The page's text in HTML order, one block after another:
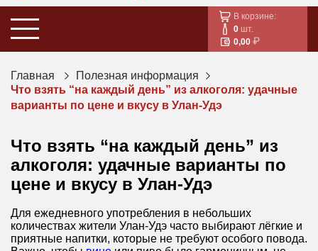
В корзине:
0 шт.
0,00
Главная
Полезная информация
Что взять “на каждый день” из алкоголя: удачные
варианты по цене и вкусу в Улан-Удэ
Что взять “на каждый день” из
алкоголя: удачные варианты по
цене и вкусу в Улан-Удэ
Для ежедневного употребления в небольших
количествах жители Улан-Удэ часто выбирают лёгкие и
приятные напитки, которые не требуют особого повода.